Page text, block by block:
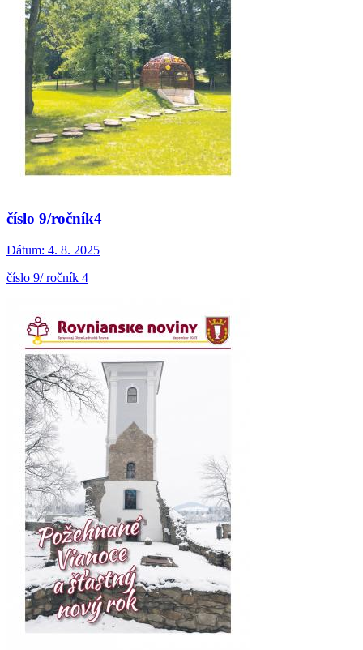
číslo 9/ročník4
Dátum: 4. 8. 2025
číslo 9/ ročník 4